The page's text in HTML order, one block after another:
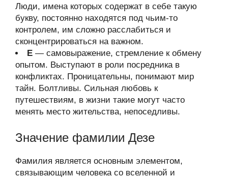
Люди, имена которых содержат в себе такую
букву, постоянно находятся под чьим-то
контролем, им сложно расслабиться и
сконцентрироваться на важном.
Е — самовыражение, стремление к обмену
опытом. Выступают в роли посредника в
конфликтах. Проницательны, понимают мир
тайн. Болтливы. Сильная любовь к
путешествиям, в жизни такие могут часто
менять место жительства, непоседливы.
Значение фамилии Дезе
Фамилия является основным элементом,
связывающим человека со вселенной и